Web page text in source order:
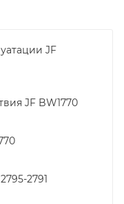
JF
JF BW1770
2791